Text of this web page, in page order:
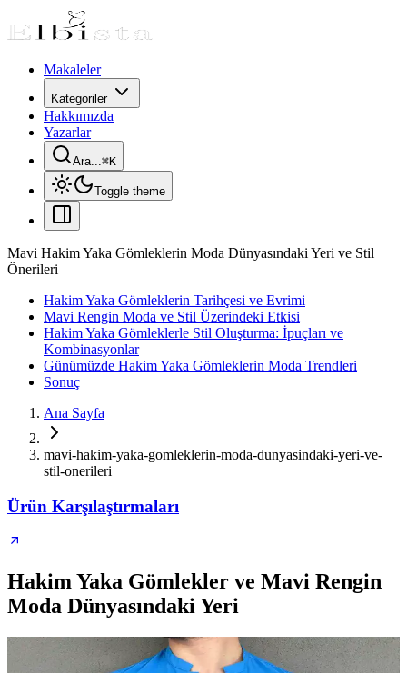
Makaleler
Kategoriler
Hakkımızda
Yazarlar
Ara...⌘K
Toggle theme
Mavi Hakim Yaka Gömleklerin Moda Dünyasındaki Yeri ve Stil
Önerileri
Hakim Yaka Gömleklerin Tarihçesi ve Evrimi
Mavi Rengin Moda ve Stil Üzerindeki Etkisi
Hakim Yaka Gömleklerle Stil Oluşturma: İpuçları ve
Kombinasyonlar
Günümüzde Hakim Yaka Gömleklerin Moda Trendleri
Sonuç
Ana Sayfa
mavi-hakim-yaka-gomleklerin-moda-dunyasindaki-yeri-ve-
stil-onerileri
Ürün Karşılaştırmaları
Hakim Yaka Gömlekler ve Mavi Rengin
Moda Dünyasındaki Yeri